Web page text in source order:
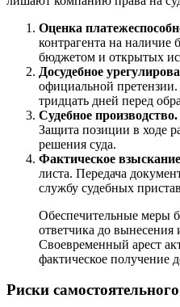
Оценка
контрагента на наличие
бюджетом и открытых
Досудебное
официальной
тридцать дней перед
Судебное производство.
Защита позиции в ходе
решения суда.
Фактическое
листа. Передача
службу судебных
Обеспечительные меры
ответчика до вынесения
Своевременный арест
фактическое получение
Риски